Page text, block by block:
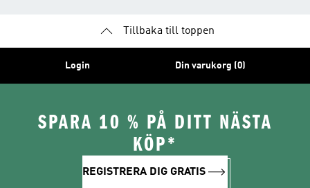
Tillbaka till toppen
Login Din varukorg (0)
SPARA 10 % PÅ DITT NÄSTA
KÖP*
REGISTRERA DIG GRATIS